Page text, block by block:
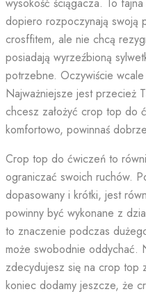
dopiero rozpoczynają swoją
crosffitem, ale nie chcą
posiadają wyrzeźbioną
potrzebne. Oczywiście
Najważniejsze jest przecież
chcesz założyć crop top do
komfortowo, powinnaś
Crop top do ćwiczeń to
ograniczać swoich ruchów.
dopasowany i krótki, jest
powinny być wykonane z
to znaczenie podczas
może swobodnie oddychać.
zdecydujesz się na crop top
koniec dodamy jeszcze, że